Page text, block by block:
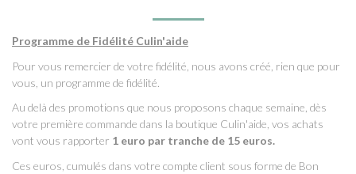
Programme de Fidélité Culin'aide
Pour vous remercier de votre fidélité, nous avons créé, rien que pour
vous, un programme de fidélité.
Au delà des promotions que nous proposons chaque semaine, dès
votre première commande dans la boutique Culin'aide, vos achats
vont vous rapporter 1 euro par tranche de 15 euros.
Ces euros, cumulés dans votre compte client sous forme de Bon